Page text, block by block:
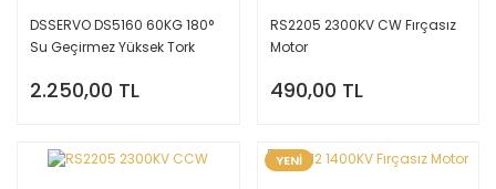
DSSERVO DS5160 60KG 180°
Su Geçirmez Yüksek Tork
2.250,00 TL
RS2205 2300KV CW Fırçasız
Motor
490,00 TL
YENİ